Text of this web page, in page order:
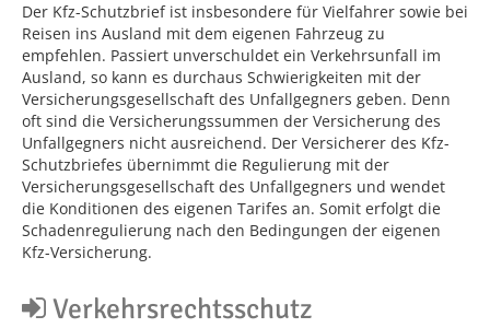
Der Kfz-Schutzbrief ist insbesondere für Vielfahrer sowie bei
Reisen ins Ausland mit dem eigenen Fahrzeug zu
empfehlen. Passiert unverschuldet ein Verkehrsunfall im
Ausland, so kann es durchaus Schwierigkeiten mit der
Versicherungsgesellschaft des Unfallgegners geben. Denn
oft sind die Versicherungssummen der Versicherung des
Unfallgegners nicht ausreichend. Der Versicherer des Kfz-
Schutzbriefes übernimmt die Regulierung mit der
Versicherungsgesellschaft des Unfallgegners und wendet
die Konditionen des eigenen Tarifes an. Somit erfolgt die
Schadenregulierung nach den Bedingungen der eigenen
Kfz-Versicherung.
Verkehrsrechtsschutz